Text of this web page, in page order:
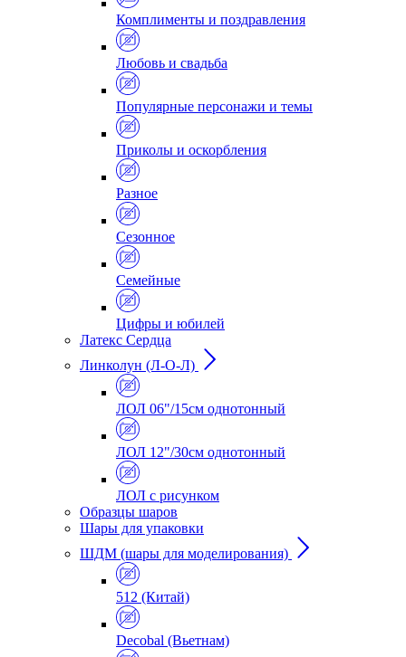
Комплименты и поздравления
Любовь и свадьба
Популярные персонажи и темы
Приколы и оскорбления
Разное
Сезонное
Семейные
Цифры и юбилей
Латекс Сердца
Линколун (Л-О-Л)
ЛОЛ 06"/15см однотонный
ЛОЛ 12"/30см однотонный
ЛОЛ с рисунком
Образцы шаров
Шары для упаковки
ШДМ (шары для моделирования)
512 (Китай)
Decobal (Вьетнам)